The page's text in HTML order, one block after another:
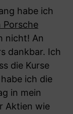
habe ich
Porsche
nicht! An
dankbar. Ich
die Kurse
ich die
in mein
Aktien wie